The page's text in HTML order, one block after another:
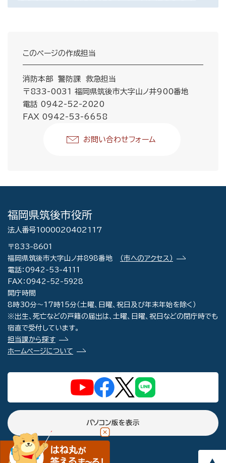
このページの作成担当
消防本部 警防課 救急担当
〒833-0031 福岡県筑後市大字山ノ井900番地
電話 0942-52-2020
FAX 0942-53-6658
お問い合わせフォーム
福岡県筑後市役所
法人番号1000020402117
〒833-8601
福岡県筑後市大字山ノ井898番地
（市へのアクセス）
電話：0942-53-4111
FAX：0942-52-5928
開庁時間
8時30分～17時15分（土曜、日曜、祝日及び年末年始を除く）
※出生、死亡などの戸籍の届出は、土曜、日曜、祝日などの閉庁時でも
宿直で受付しています。
担当課から探す
ホームページについて
パソコン版を表示